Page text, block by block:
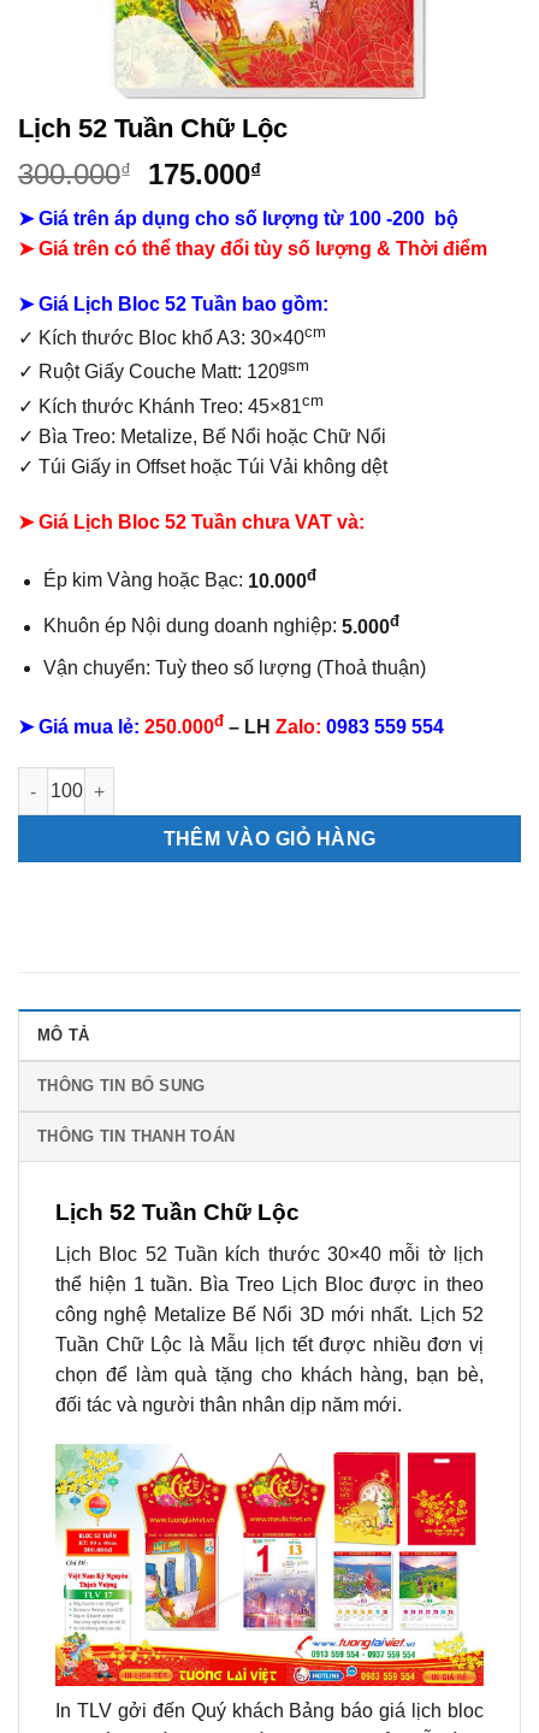
Lịch 52 Tuần Chữ Lộc
300.000₫
Giá
là:
300.000₫.
175.000₫Giá
tại
là:
175.000₫.
➤ Giá trên áp dụng cho số lượng từ 100 -200 bộ
➤ Giá trên có thể thay đổi tùy số lượng & Thời điểm
➤ Giá Lịch Bloc 52 Tuần bao gồm:
✓ Kích thước Bloc khổ A3: 30×40cm
✓ Ruột Giấy Couche Matt: 120gsm
✓ Kích thước Khánh Treo: 45×81cm
✓ Bìa Treo: Metalize, Bế Nổi hoặc Chữ Nổi
✓ Túi Giấy in Offset hoặc Túi Vải không dệt
➤ Giá Lịch Bloc 52 Tuần chưa VAT và:
Ép kim Vàng hoặc Bạc: 10.000đ
Khuôn ép Nội dung doanh nghiệp: 5.000đ
Vận chuyển: Tuỳ theo số lượng (Thoả thuận)
➤ Giá mua lẻ: 250.000đ – LH Zalo: 0983 559 554
Lịch 52 Tuần Chữ Lộc số lượng
THÊM VÀO GIỎ HÀNG
MÔ TẢ
THÔNG TIN BỔ SUNG
THÔNG TIN THANH TOÁN
Lịch 52 Tuần Chữ Lộc
Lịch Bloc 52 Tuần kích thước 30×40 mỗi tờ lịch
thể hiện 1 tuần. Bìa Treo Lịch Blocđược in theo
công nghệ Metalize Bế Nổi 3D mới nhất. Lịch 52
Tuần Chữ Lộc là Mẫu lịch tết được nhiều đơn vị
chọn để làm quà tặng cho khách hàng, bạn bè,
đối tác và người thân nhân dịp năm mới.
In TLV gởi đến Quý khách Bảng báo giá lịch bloc